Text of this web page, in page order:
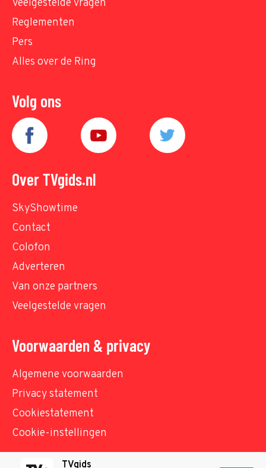
Veelgestelde vragen
Reglementen
Pers
Alles over de Ring
Volg ons
Over TVgids.nl
SkyShowtime
Contact
Colofon
Adverteren
Van onze partners
Veelgestelde vragen
Voorwaarden & privacy
Algemene voorwaarden
Privacy statement
Cookiestatement
Cookie-instellingen
TVgids